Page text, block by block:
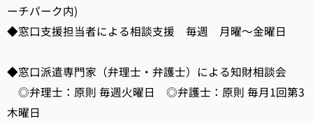
ーチパーク内)
◆窓口支援担当者による相談支援 毎週 月曜～金曜日
◆窓口派遣専門家（弁理士・弁護士）による知財相談会
◎弁理士：原則 毎週火曜日 ◎弁護士：原則 毎月1回第3
木曜日